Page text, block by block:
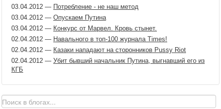
03.04.2012 — Потребление - не наш метод
03.04.2012 — Опускаем Путина
03.04.2012 — Конкурс от Марвел. Кровь стынет.
02.04.2012 — Навального в топ-100 журнала Times!
02.04.2012 — Казаки нападают на сторонников Pussy Riot
02.04.2012 — Убит бывший начальник Путина, выгнавший его из
КГБ